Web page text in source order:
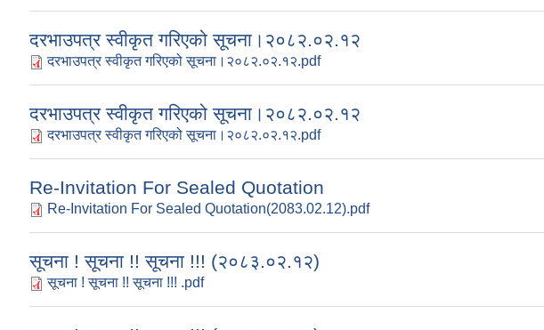
दरभाउपत्र स्वीकृत गरिएको सूचना।२०८२.०२.१२
दरभाउपत्र स्वीकृत गरिएको सूचना।२०८२.०२.१२.pdf
दरभाउपत्र स्वीकृत गरिएको सूचना।२०८२.०२.१२
दरभाउपत्र स्वीकृत गरिएको सूचना।२०८२.०२.१२.pdf
Re-Invitation For Sealed Quotation
Re-Invitation For Sealed Quotation(2083.02.12).pdf
सूचना ! सूचना !! सूचना !!! (२०८३.०२.१२)
सूचना ! सूचना !! सूचना !!! .pdf